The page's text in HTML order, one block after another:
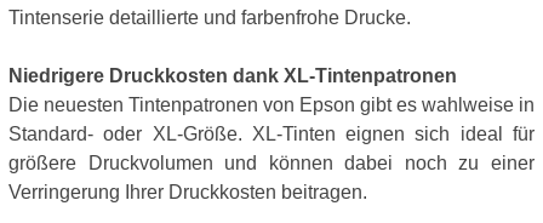
Tintenserie detaillierte und farbenfrohe Drucke.
Niedrigere Druckkosten dank XL-Tintenpatronen
Die neuesten Tintenpatronen von Epson gibt es wahlweise in
Standard- oder XL-Größe. XL-Tinten eignen sich ideal für
größere Druckvolumen und können dabei noch zu einer
Verringerung Ihrer Druckkosten beitragen.